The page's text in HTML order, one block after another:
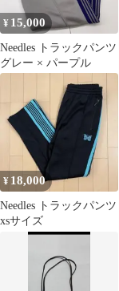
¥ 15,000
Needles トラックパンツ
グレー × パープル
¥ 18,000
Needles トラックパンツ
xsサイズ